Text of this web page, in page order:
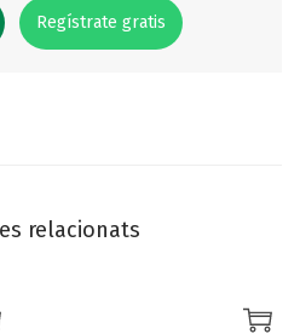
Regístrate gratis
relacionats